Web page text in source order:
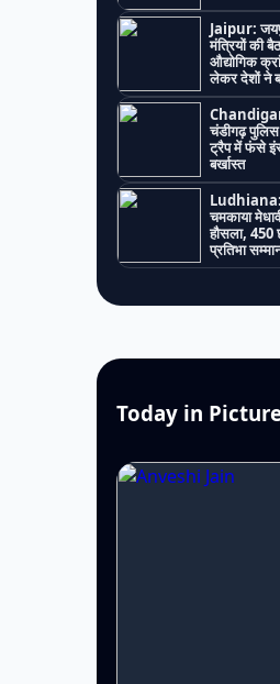
Jaipur:
मंत्रियों की
औद्योगिक
लेकर देशों ने
चंडीगढ़ पुलिस
ट्रैप में फंसे
बर्खास्त
Ludhiana:
चमकाया
हौसला, 450
प्रतिभा
Today in